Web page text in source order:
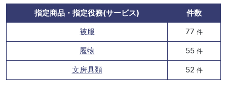
指定商品・指定役務(サービス)
件数
被服
77 件
履物 55 件
文房具類 52 件